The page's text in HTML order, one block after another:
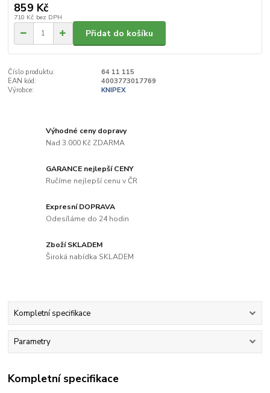
859 Kč
710 Kč bez DPH
Přidat do košíku
Číslo produktu:
64 11 115
EAN kód:
4003773017769
Výrobce:
KNIPEX
Výhodné ceny dopravy
Nad 3.000 Kč ZDARMA
GARANCE nejlepší CENY
Ručíme nejlepší cenu v ČR
Expresní DOPRAVA
Odesíláme do 24 hodin
Zboží SKLADEM
Široká nabídka SKLADEM
Kompletní specifikace
Parametry
Kompletní specifikace